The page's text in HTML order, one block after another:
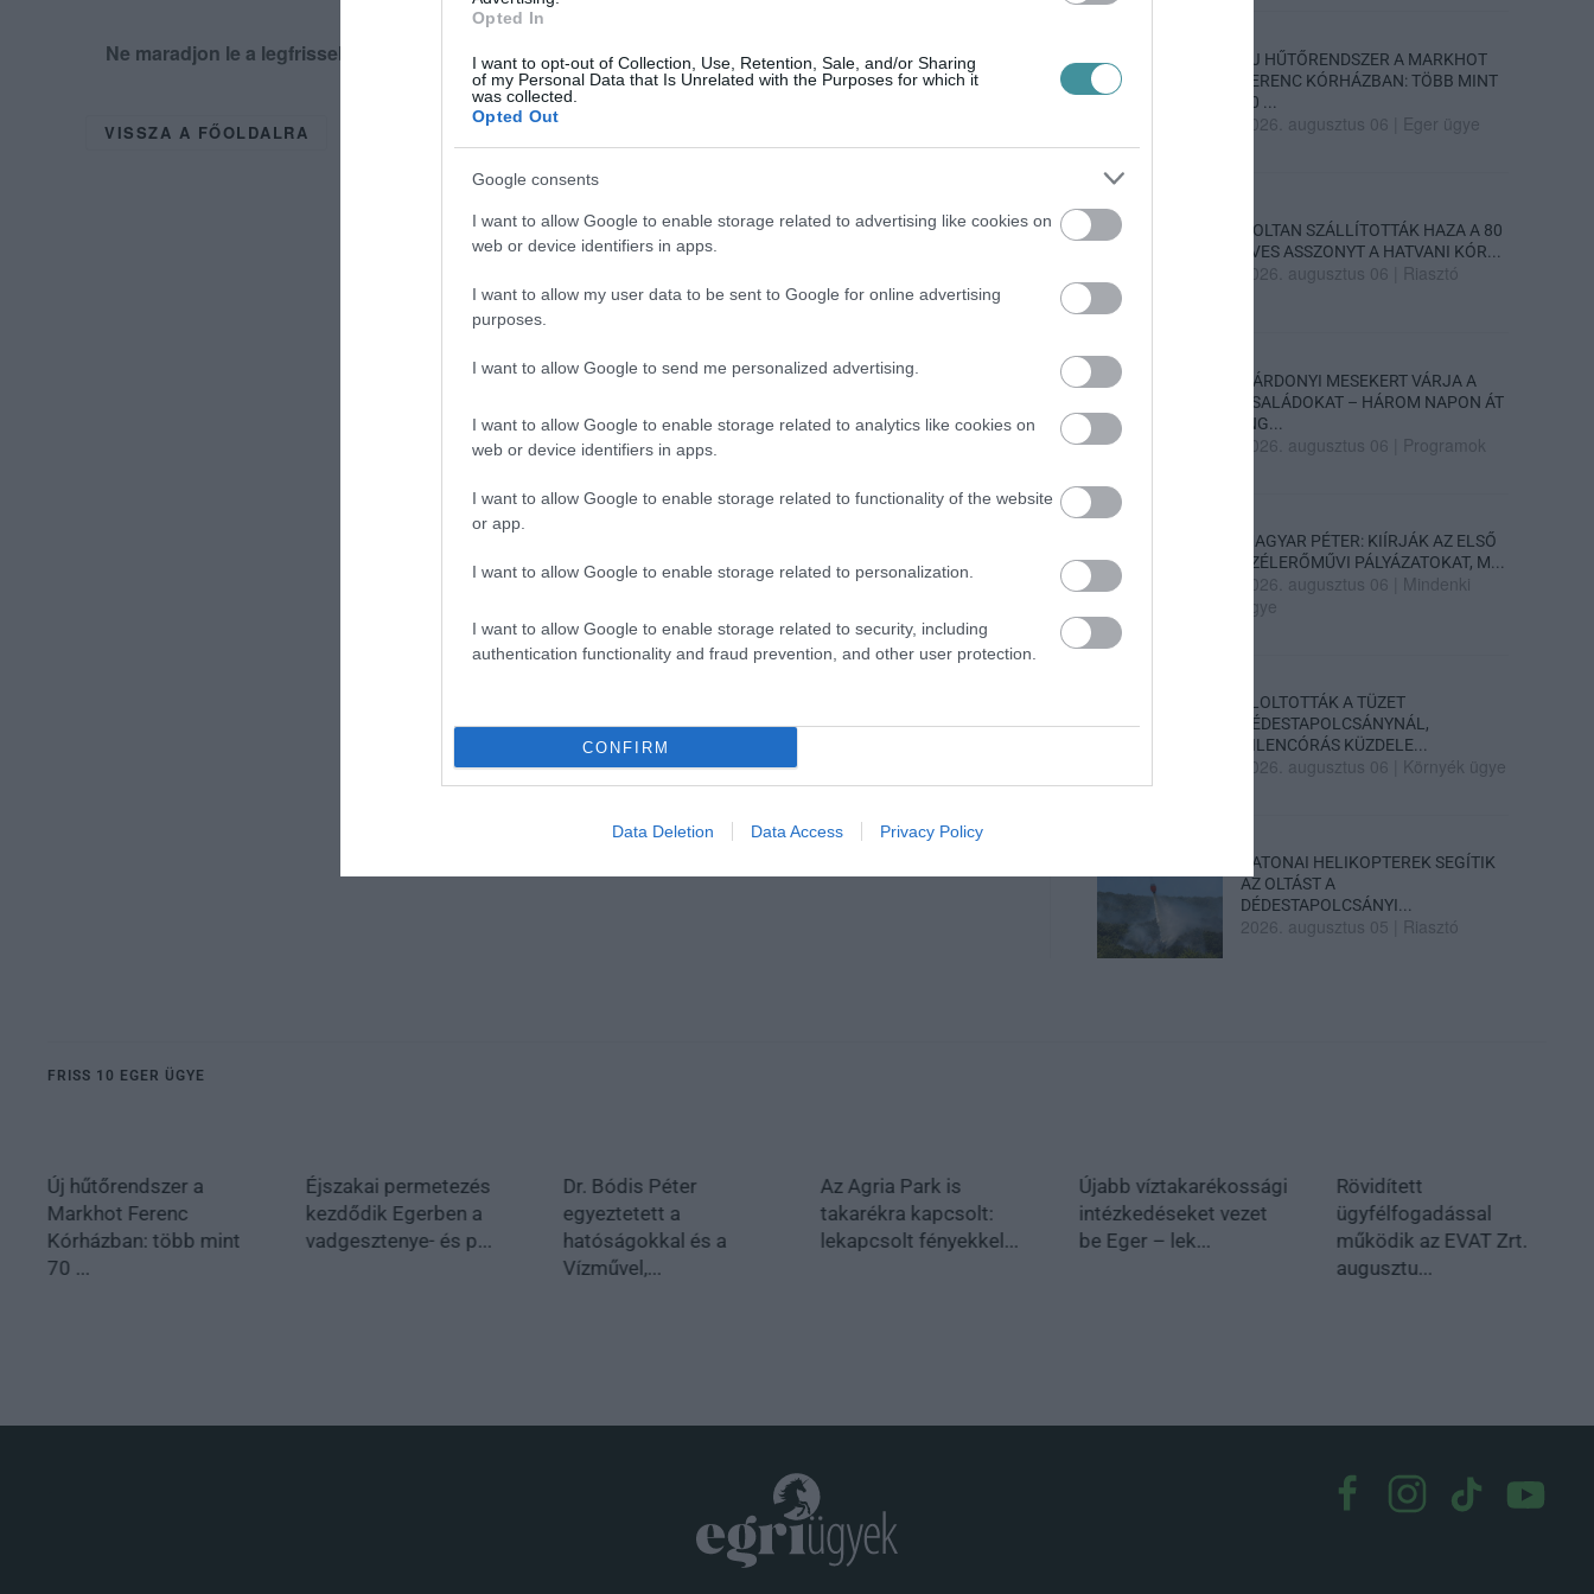
Opted In
I want to opt-out of Collection, Use, Retention, Sale, and/or Sharing
of my Personal Data that Is Unrelated with the Purposes for which it
was collected.
Opted Out
Google consents
I want to allow Google to enable storage related to advertising like cookies on
web or device identifiers in apps.
I want to allow my user data to be sent to Google for online advertising
purposes.
I want to allow Google to send me personalized advertising.
I want to allow Google to enable storage related to analytics like cookies on
web or device identifiers in apps.
I want to allow Google to enable storage related to functionality of the website
or app.
I want to allow Google to enable storage related to personalization.
I want to allow Google to enable storage related to security, including
authentication functionality and fraud prevention, and other user protection.
CONFIRM
Data Deletion Data Access Privacy Policy
Ne maradjon le a legfrissebb hírekről, kövessen bennünket az EGRI ÜGYEK Google Hírek oldalán!
VISSZA A FŐOLDALRA
ÚJ HŰTŐRENDSZER A MARKHOT
FERENC KÓRHÁZBAN: TÖBB MINT
70 ...
2026. augusztus 06 Eger ügye
HOLTAN SZÁLLÍTOTTÁK HAZA A 80
ÉVES ASSZONYT A HATVANI KÓR...
2026. augusztus 06 Riasztó
GÁRDONYI MESEKERT VÁRJA A
CSALÁDOKAT – HÁROM NAPON ÁT
ING...
2026. augusztus 06 Programok
MAGYAR PÉTER: KIÍRJÁK AZ ELSŐ
SZÉLERŐMŰVI PÁLYÁZATOKAT, M...
2026. augusztus 06
Mindenki
ügye
ELOLTOTTÁK A TÜZET
DÉDESTAPOLCSÁNYNÁL,
KILENCÓRÁS KÜZDELE...
2026. augusztus 06 Környék ügye
KATONAI HELIKOPTEREK SEGÍTIK
AZ OLTÁST A
DÉDESTAPOLCSÁNYI...
2026. augusztus 05 Riasztó
FRISS 10 EGER ÜGYE
Új hűtőrendszer a
Markhot Ferenc
Kórházban: több mint
70 ...
Éjszakai permetezés
kezdődik Egerben a
vadgesztenye- és p...
Dr. Bódis Péter
egyeztetett a
hatóságokkal és a
Vízművel,...
Az Agria Park is
takarékra kapcsolt:
lekapcsolt fényekkel...
Újabb víztakarékossági
intézkedéseket vezet
be Eger – lek...
Rövidített
ügyfélfogadással
működik az EVAT Zrt.
augusztu...